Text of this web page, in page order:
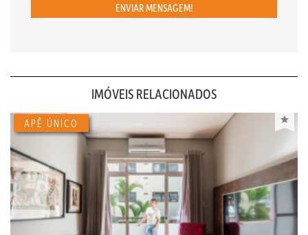
ENVIAR MENSAGEM!
IMÓVEIS RELACIONADOS